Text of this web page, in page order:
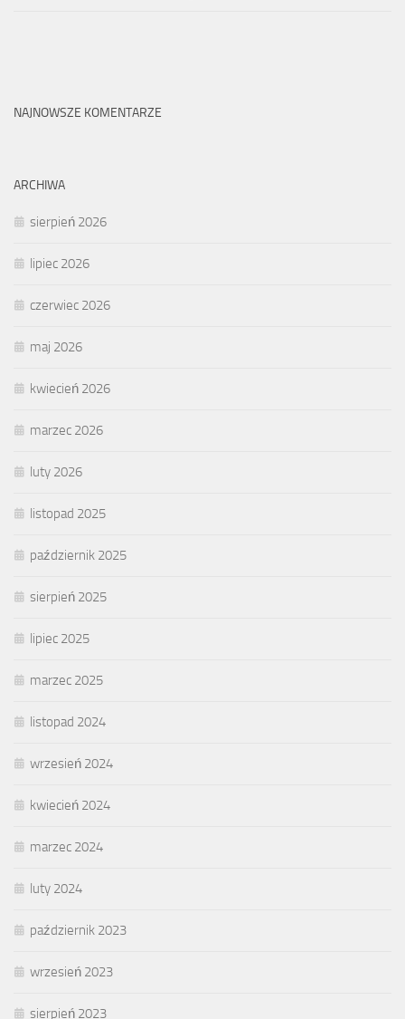
NAJNOWSZE KOMENTARZE
ARCHIWA
sierpień 2026
lipiec 2026
czerwiec 2026
maj 2026
kwiecień 2026
marzec 2026
luty 2026
listopad 2025
październik 2025
sierpień 2025
lipiec 2025
marzec 2025
listopad 2024
wrzesień 2024
kwiecień 2024
marzec 2024
luty 2024
październik 2023
wrzesień 2023
sierpień 2023